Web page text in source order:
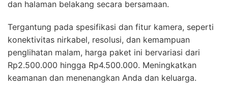
dan halaman belakang secara bersamaan.
Tergantung pada spesifikasi dan fitur kamera, seperti
konektivitas nirkabel, resolusi, dan kemampuan
penglihatan malam, harga paket ini bervariasi dari
Rp2.500.000 hingga Rp4.500.000. Meningkatkan
keamanan dan menenangkan Anda dan keluarga.